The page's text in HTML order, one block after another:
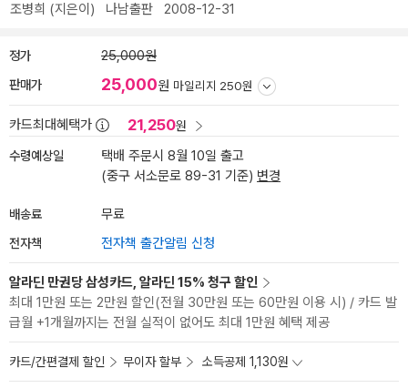
조병희 (지은이) 나남출판 2008-12-31
정가 25,000원
판매가 25,000원 마일리지 250원
카드최대혜택가 21,250원
수령예상일
택배 주문시 8월 10일 출고
(중구 서소문로 89-31 기준) 변경
배송료 무료
전자책 전자책 출간알림 신청
알라딘 만권당 삼성카드, 알라딘 15% 청구 할인
최대 1만원 또는 2만원 할인(전월 30만원 또는 60만원 이용 시) / 카드 발
급월 +1개월까지는 전월 실적이 없어도 최대 1만원 혜택 제공
카드/간편결제 할인 무이자 할부 소득공제 1,130원